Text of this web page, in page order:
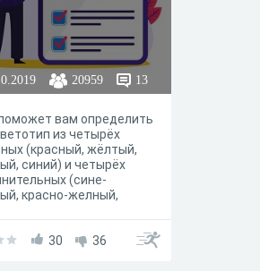
минусом скрывается
20959 13
вам определить
из четырёх
(красный, жёлтый,
синий) и четырёх
(сине-
красно-желный,
корректно для
30 36